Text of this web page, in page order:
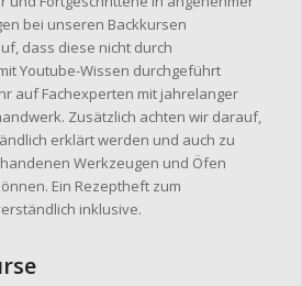
bei unseren Backkursen
dass diese nicht durch
Youtube-Wissen durchgeführt
auf Fachexperten mit jahrelanger
Zusätzlich achten wir darauf,
erklärt werden und auch zu
Werkzeugen und Öfen
Ein Rezeptheft zum
inklusive.